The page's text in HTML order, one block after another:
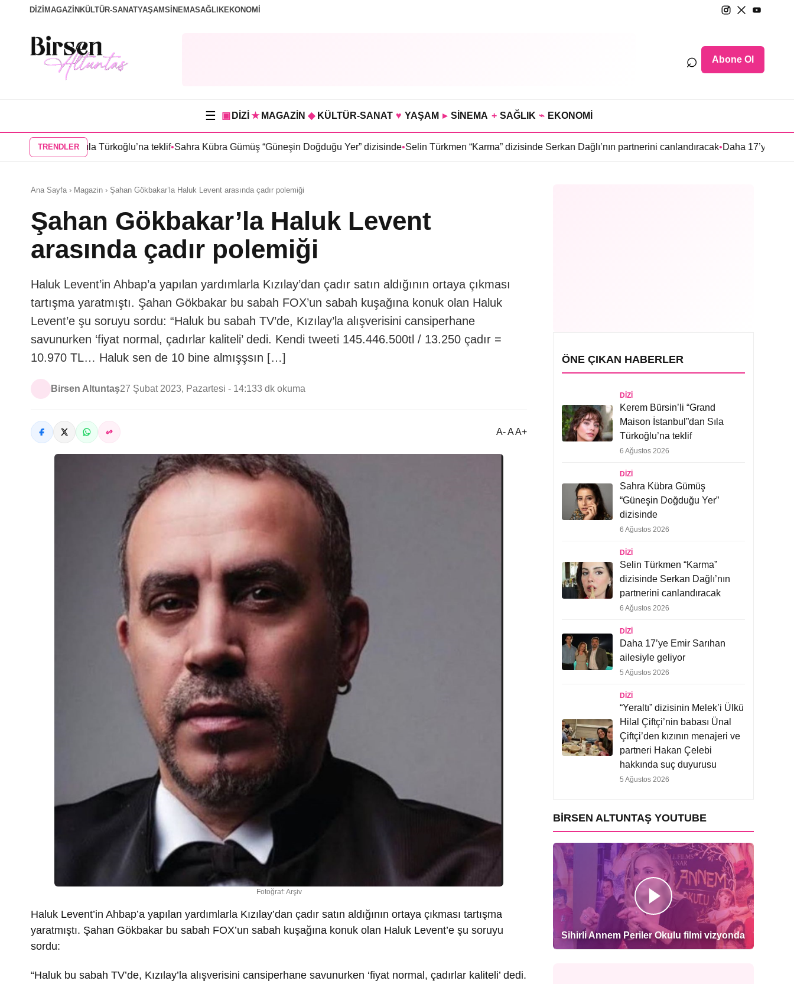
DİZİ MAGAZİN KÜLTÜR-SANATYAŞAMSİNEMASAĞLIKEKONOMİ
⌕ Abone Ol
☰ ▣ DİZİ ★ MAGAZİN ◆ KÜLTÜR-SANAT ♥ YAŞAM ▸ SİNEMA + SAĞLIK ⌁ EKONOMİ
TRENDLER
Sıla Türkoğlu’na teklif•Sahra Kübra Gümüş “Güneşin Doğduğu Yer” dizisinde•Selin Türkmen “Karma” dizisinde Serkan Dağlı’nın partnerini canlandıracak•Daha 17’ye Emir Sarıhan
Ana Sayfa › Magazin › Şahan Gökbakar’la Haluk Levent arasında çadır polemiği
Şahan Gökbakar’la Haluk Levent
arasında çadır polemiği
Haluk Levent’in Ahbap’a yapılan yardımlarla Kızılay’dan çadır satın aldığının ortaya çıkması
tartışma yaratmıştı. Şahan Gökbakar bu sabah FOX’un sabah kuşağına konuk olan Haluk
Levent’e şu soruyu sordu: “Haluk bu sabah TV’de, Kızılay’la alışverisini cansiperhane
savunurken ‘fiyat normal, çadırlar kaliteli’ dedi. Kendi tweeti 145.446.500tl / 13.250 çadır =
10.970 TL… Haluk sen de 10 bine almışşsın […]
Birsen Altuntaş27 Şubat 2023, Pazartesi - 14:133 dk okuma
A- A A+
Fotoğraf: Arşiv
Haluk Levent’in Ahbap’a yapılan yardımlarla Kızılay’dan çadır satın aldığının ortaya çıkması tartışma
yaratmıştı. Şahan Gökbakar bu sabah FOX’un sabah kuşağına konuk olan Haluk Levent’e şu soruyu
sordu:
“Haluk bu sabah TV’de, Kızılay’la alışverisini cansiperhane savunurken ‘fiyat normal, çadırlar kaliteli’ dedi.
ÖNE ÇIKAN HABERLER
DIZI
Kerem Bürsin’li “Grand
Maison İstanbul”dan Sıla
Türkoğlu’na teklif
6 Ağustos 2026
DIZI
Sahra Kübra Gümüş
“Güneşin Doğduğu Yer”
dizisinde
6 Ağustos 2026
DIZI
Selin Türkmen “Karma”
dizisinde Serkan Dağlı’nın
partnerini canlandıracak
6 Ağustos 2026
DIZI
Daha 17’ye Emir Sarıhan
ailesiyle geliyor
5 Ağustos 2026
DIZI
“Yeraltı” dizisinin Melek’i Ülkü
Hilal Çiftçi’nin babası Ünal
Çiftçi’den kızının menajeri ve
partneri Hakan Çelebi
hakkında suç duyurusu
5 Ağustos 2026
BIRSEN ALTUNTAŞ YOUTUBE
Sihirli Annem Periler Okulu filmi vizyonda